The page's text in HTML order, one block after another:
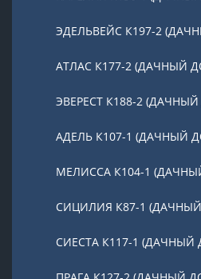
ЭДЕЛЬВЕЙС К197-2
АТЛАС К177-2 (ДАЧНЫЙ
ЭВЕРЕСТ К188-2
АДЕЛЬ К107-1 (ДАЧНЫЙ
МЕЛИССА К104-1
СИЦИЛИЯ К87-1
СИЕСТА К117-1 (ДАЧНЫЙ